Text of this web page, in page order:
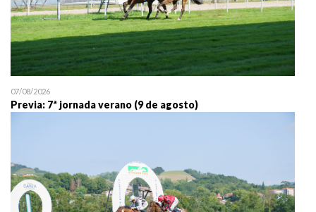
07/08/2026
Previa: 7ª jornada verano (9 de agosto)